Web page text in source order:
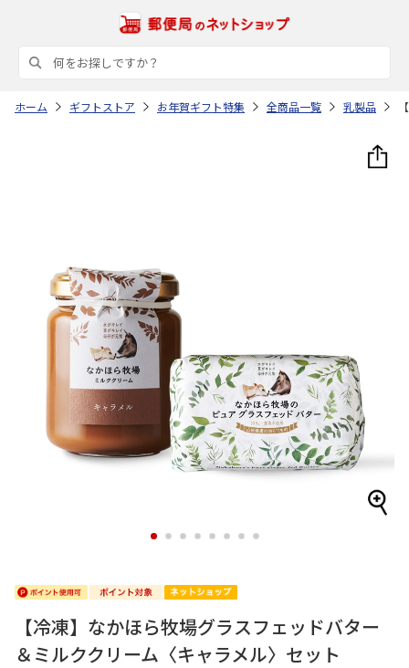
ホーム ギフトストア お年賀ギフト特集 全商品一覧 乳製品
1 2 3 4 5 6 7 8
【冷凍】なかほら牧場グラスフェッドバター
＆ミルククリーム〈キャラメル〉セット